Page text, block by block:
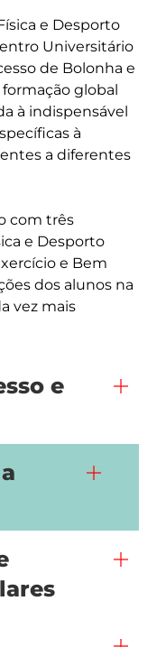
e Desporto
Universitário
de Bolonha e
global
à indispensável
à
a diferentes
com três
e Desporto
e Bem
dos alunos na
vez mais
e